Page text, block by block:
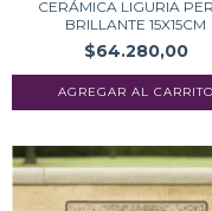
CERÁMICA LIGURIA
BRILLANTE 15X15CM
$64.280,00